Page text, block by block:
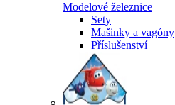
Modelové železnice
Sety
Mašinky a vagóny
Příslušenství